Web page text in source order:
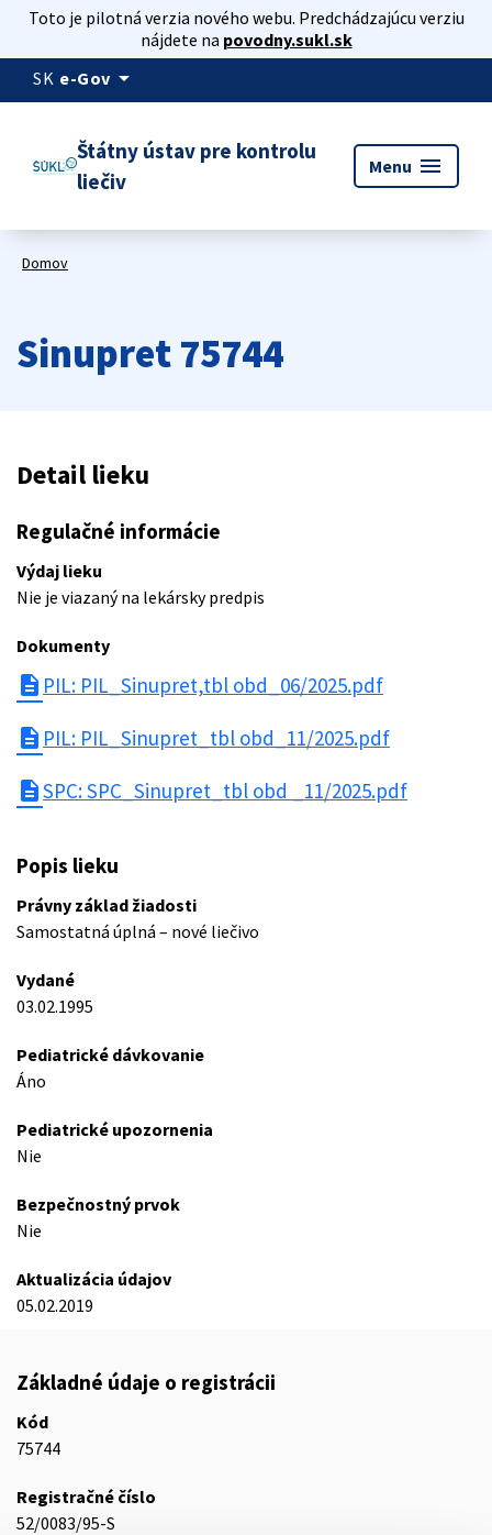
Toto je pilotná verzia nového webu. Predchádzajúcu verziu
nájdete na povodny.sukl.sk
SK e-Gov arrow_drop_down
Štátny ústav pre kontrolu
liečiv
Menu menu
Domov
Sinupret 75744
Detail lieku
Regulačné informácie
Výdaj lieku
Nie je viazaný na lekársky predpis
Dokumenty
description PIL: PIL_Sinupret,tbl obd_06/2025.pdf
description PIL: PIL_Sinupret_tbl obd_11/2025.pdf
descriptionSPC: SPC_Sinupret_tbl obd _11/2025.pdf
Popis lieku
Právny základ žiadosti
Samostatná úplná – nové liečivo
Vydané
03.02.1995
Pediatrické dávkovanie
Áno
Pediatrické upozornenia
Nie
Bezpečnostný prvok
Nie
Aktualizácia údajov
05.02.2019
Základné údaje o registrácii
Kód
75744
Registračné číslo
52/0083/95-S